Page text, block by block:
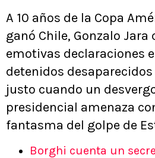
A 10 años de la Copa
ganó Chile, Gonzalo
emotivas declaraciones
detenidos
justo cuando un
presidencial amenaza
fantasma del golpe de
Borghi cuenta un